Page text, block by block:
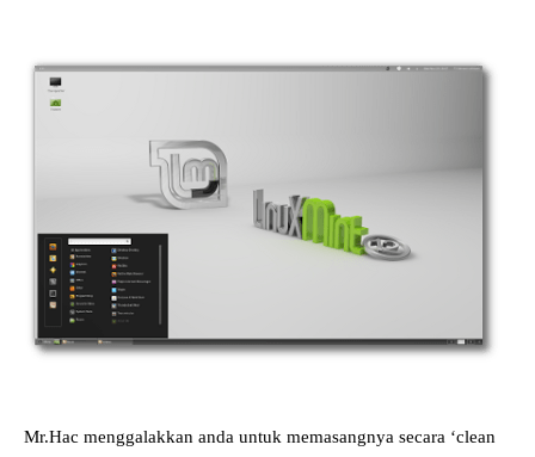
Mr.Hac menggalakkan anda untuk memasangnya secara ‘clean